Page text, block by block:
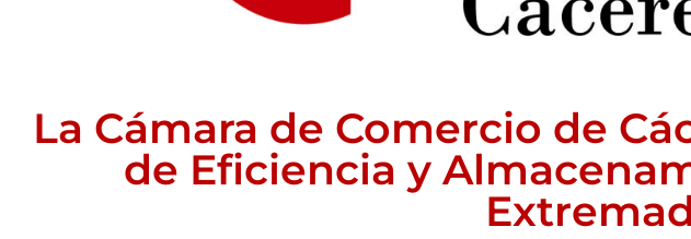
La Cámara de Comercio de
de Eficiencia y